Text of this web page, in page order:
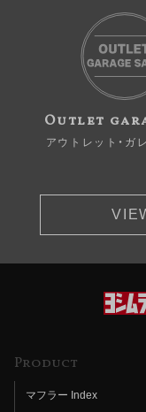
Outlet
アウトレット・ガ
Product
マフラー Index